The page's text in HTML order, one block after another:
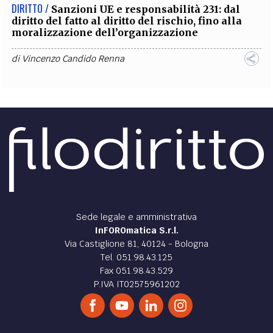
DIRITTO / Sanzioni UE e responsabilità 231: dal
diritto del fatto al diritto del rischio, fino alla
moralizzazione dell’organizzazione
di Vincenzo Candido Renna
Sede legale e amministrativa
InFOROmatica S.r.l.
Via Castiglione 81, 40124 - Bologna
Tel. 051.98.43.125
Fax 051.98.43.529
P.IVA IT02575961202